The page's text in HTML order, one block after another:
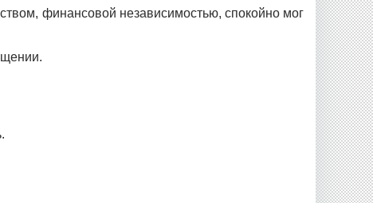
финансовой независимостью, спокойно мог